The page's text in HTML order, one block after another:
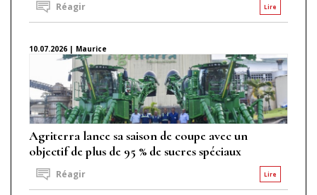
Lire
Réagir
10.07.2026 | Maurice
Agriterra lance sa saison de coupe avec un
objectif de plus de 95 % de sucres spéciaux
Lire
Réagir